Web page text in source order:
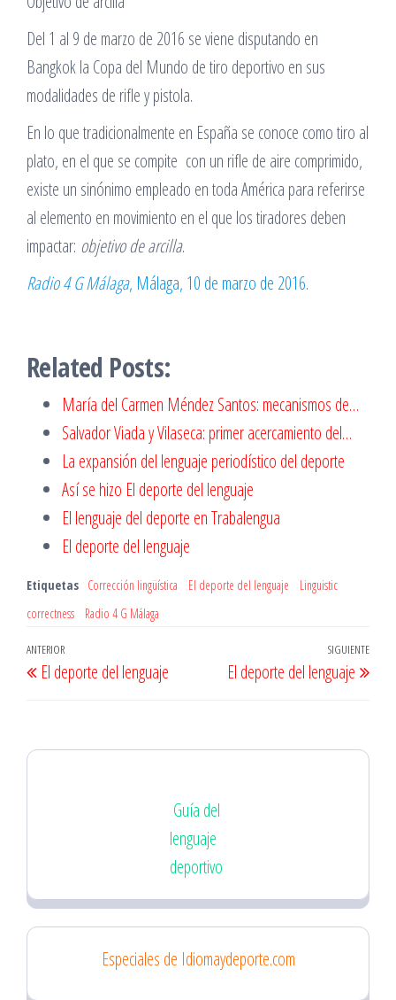
Del 1 al 9 de marzo de 2016 se viene disputando en
Bangkok la Copa del Mundo de tiro deportivo en sus
modalidades de rifle y pistola.
En lo que tradicionalmente en España se conoce como tiro al
plato, en el que se compite con un rifle de aire comprimido,
existe un sinónimo empleado en toda América para referirse
al elemento en movimiento en el que los tiradores deben
impactar: objetivo de arcilla.
Radio 4 G Málaga, Málaga, 10 de marzo de 2016.
Related Posts:
María del Carmen Méndez Santos: mecanismos de…
Salvador Viada y Vilaseca: primer acercamiento del…
La expansión del lenguaje periodístico del deporte
Así se hizo El deporte del lenguaje
El lenguaje del deporte en Trabalengua
El deporte del lenguaje
Etiquetas Corrección lingüística El deporte del lenguaje
Linguistic
correctness
Radio 4 G Málaga
Navegación
de
Entrada
anterior
ANTERIOR
El deporte del lenguaje
SIGUIENTE
El deporte del lenguaje
Guía del
lenguaje
deportivo
Especiales de Idiomaydeporte.com